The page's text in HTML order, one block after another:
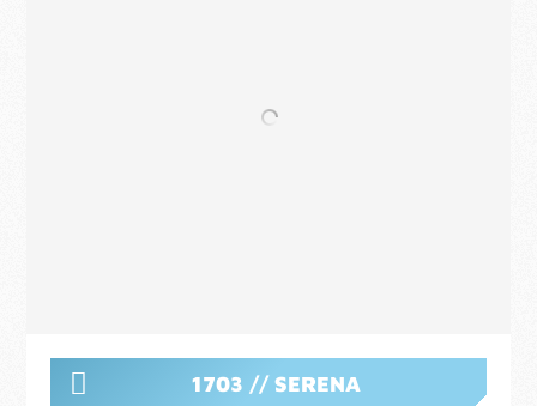
1703 // SERENA